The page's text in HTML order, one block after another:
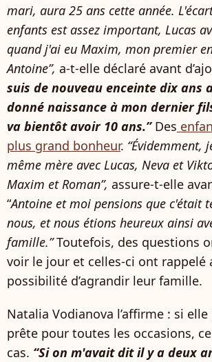
mari, aura 25 ans cette année.
enfants est assez important, Lucas
quand j'ai eu Maxim, mon premier
Antoine”, a-t-elle déclaré avant
suis de nouveau enceinte dix ans
donné naissance à mon dernier
va bientôt avoir 10 ans.” Des
plus grand bonheur. “Évidemment,
même mère avec Lucas, Neva et
Maxim et Roman”, assure-t-elle
“Antoine et moi pensions que c'était
nous, et nous étions heureux ainsi
famille.”Toutefois, des questions
voir le jour et celles-ci ont rappelé
possibilité d’agrandir leur famille.
Natalia Vodianova l’affirme : si
prête pour toutes les occasions, ce
cas. “Si on m'avait dit il y a deux